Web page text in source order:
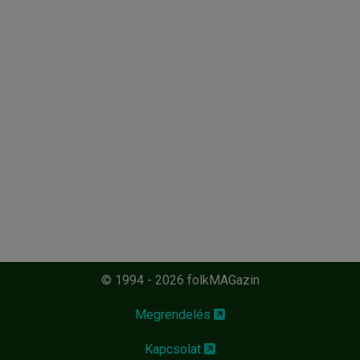
© 1994 - 2026 folkMAGazin
Megrendelés
Kapcsolat